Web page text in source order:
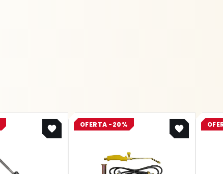
Original
price
Current
price
OFERTA -20%
Original
price
Current
price